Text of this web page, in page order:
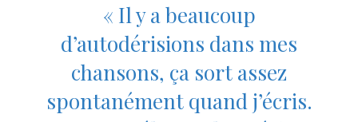
« Il y a beaucoup
d’autodérisions dans mes
chansons, ça sort assez
spontanément quand j’écris.